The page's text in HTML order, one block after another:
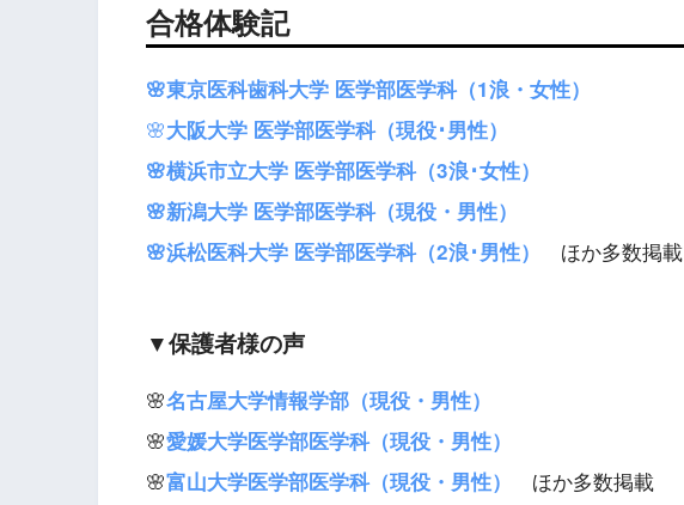
合格体験記
🌸東京医科歯科大学 医学部医学科（1浪・女性）
🌸大阪大学 医学部医学科（現役･男性）
🌸横浜市立大学 医学部医学科（3浪･女性）
🌸新潟大学 医学部医学科（現役・男性）
🌸浜松医科大学 医学部医学科（2浪･男性）
ほか多数掲載
▼保護者様の声
🌸名古屋大学情報学部（現役・男性）
🌸愛媛大学医学部医学科（現役・男性）
🌸富山大学医学部医学科（現役・男性） ほか多数掲載